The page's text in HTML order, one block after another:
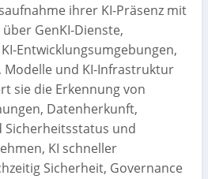
ihrer KI-Präsenz mit
GenKI-Dienste,
Entwicklungsumgebungen,
Modelle und KI-Infrastruktur
sie die Erkennung von
Datenherkunft,
Sicherheitsstatus und
KI schneller
Sicherheit, Governance